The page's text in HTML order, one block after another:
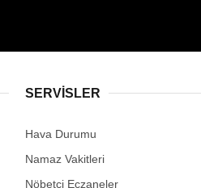
SERVİSLER
Hava Durumu
Namaz Vakitleri
Nöbetçi Eczaneler